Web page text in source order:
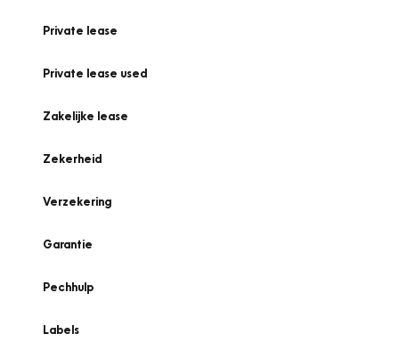
Private lease
Private lease used
Zakelijke lease
Zekerheid
Verzekering
Garantie
Pechhulp
Labels